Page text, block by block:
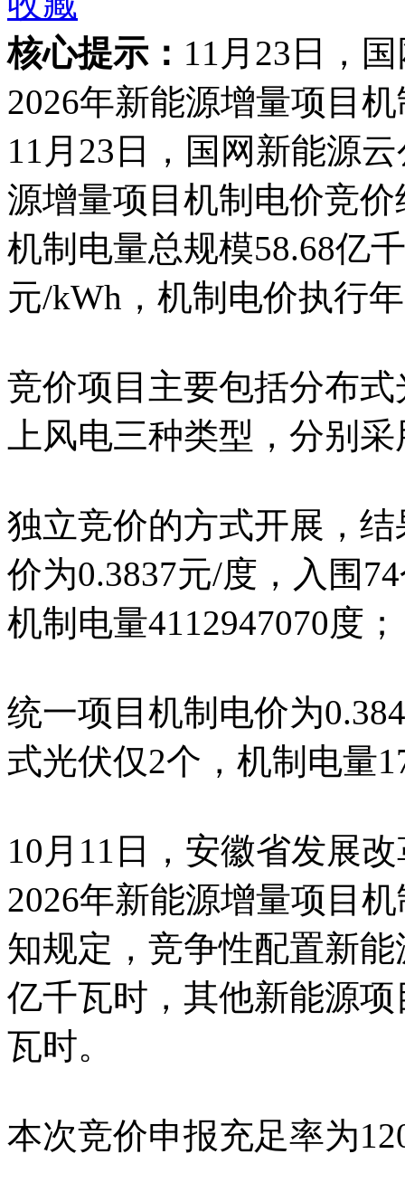
核心提示： 11月23日，
2026年新能源增量项目
11月23日，国网新能源
源增量项目机制电价竞
机制电量总规模58.68亿
元/kWh，机制电价执行
竞价项目主要包括分布
上风电三种类型，分别
独立竞价的方式开展，
价为0.3837元/度，入围
机制电量4112947070度；
统一项目机制电价为
式光伏仅2个，机制电量
10月11日，安徽省发展
2026年新能源增量项目
知规定，竞争性配置新
亿千瓦时，其他新能源
瓦时。
本次竞价申报充足率为